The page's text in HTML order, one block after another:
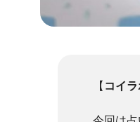
【 コイ